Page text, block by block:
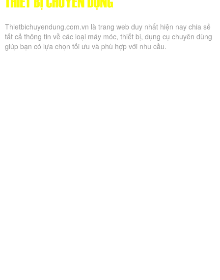
Thietbichuyendung.com.vn là trang web duy nhất hiện nay chia sẻ
tất cả thông tin về các loại máy móc, thiết bị, dụng cụ chuyên dùng
giúp bạn có lựa chọn tối ưu và phù hợp với nhu cầu.